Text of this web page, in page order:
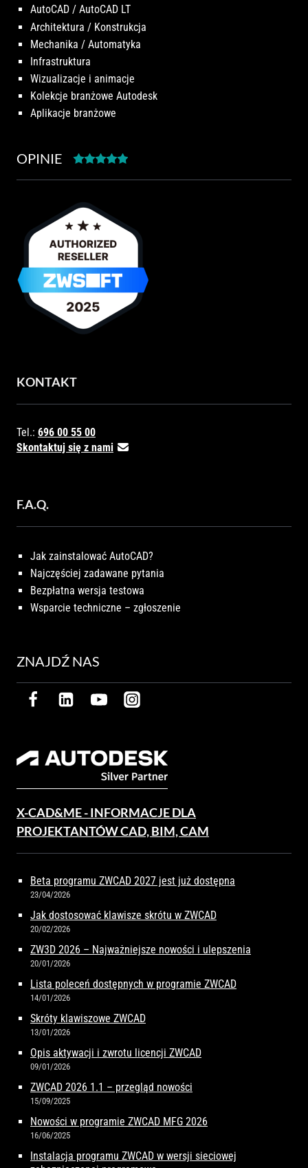
AutoCAD / AutoCAD LT
Architektura / Konstrukcja
Mechanika / Automatyka
Infrastruktura
Wizualizacje i animacje
Kolekcje branżowe Autodesk
Aplikacje branżowe
OPINIE
KONTAKT
Tel.: 696 00 55 00
Skontaktuj się z nami
F.A.Q.
Jak zainstalować AutoCAD?
Najczęściej zadawane pytania
Bezpłatna wersja testowa
Wsparcie techniczne – zgłoszenie
ZNAJDŹ NAS
X-CAD&ME - INFORMACJE DLA
PROJEKTANTÓW CAD, BIM, CAM
Beta programu ZWCAD 2027 jest już dostępna
23/04/2026
Jak dostosować klawisze skrótu w ZWCAD
20/02/2026
ZW3D 2026 – Najważniejsze nowości i ulepszenia
20/01/2026
Lista poleceń dostępnych w programie ZWCAD
14/01/2026
Skróty klawiszowe ZWCAD
13/01/2026
Opis aktywacji i zwrotu licencji ZWCAD
09/01/2026
ZWCAD 2026 1.1 – przegląd nowości
15/09/2025
Nowości w programie ZWCAD MFG 2026
16/06/2025
Instalacja programu ZWCAD w wersji sieciowej